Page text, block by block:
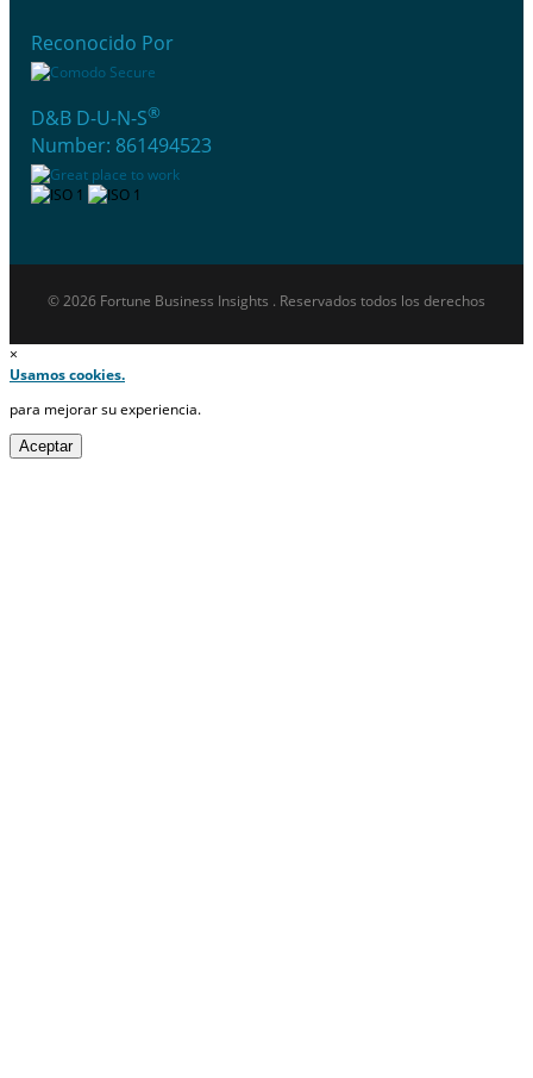
Reconocido Por
D&B D-U-N-S®
Number: 861494523
© 2026 Fortune Business Insights . Reservados todos los derechos
×
Usamos cookies.
para mejorar su experiencia.
Aceptar